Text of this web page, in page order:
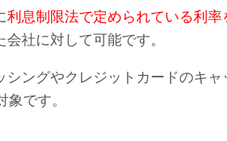
利息制限法で定められている利率
社に対して可能です。
シングやクレジットカードのキ
です。